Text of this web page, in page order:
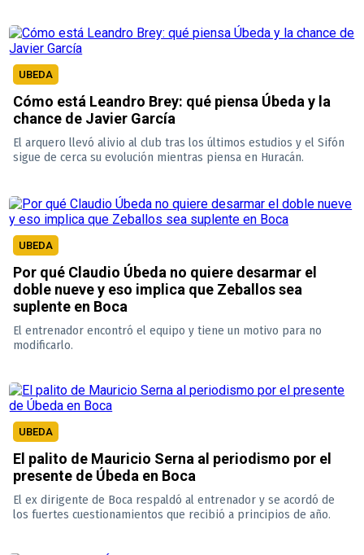
UBEDA
Cómo está Leandro Brey: qué piensa Úbeda y la
chance de Javier García
El arquero llevó alivio al club tras los últimos estudios y el Sifón
sigue de cerca su evolución mientras piensa en Huracán.
UBEDA
Por qué Claudio Úbeda no quiere desarmar el
doble nueve y eso implica que Zeballos sea
suplente en Boca
El entrenador encontró el equipo y tiene un motivo para no
modificarlo.
UBEDA
El palito de Mauricio Serna al periodismo por el
presente de Úbeda en Boca
El ex dirigente de Boca respaldó al entrenador y se acordó de
los fuertes cuestionamientos que recibió a principios de año.